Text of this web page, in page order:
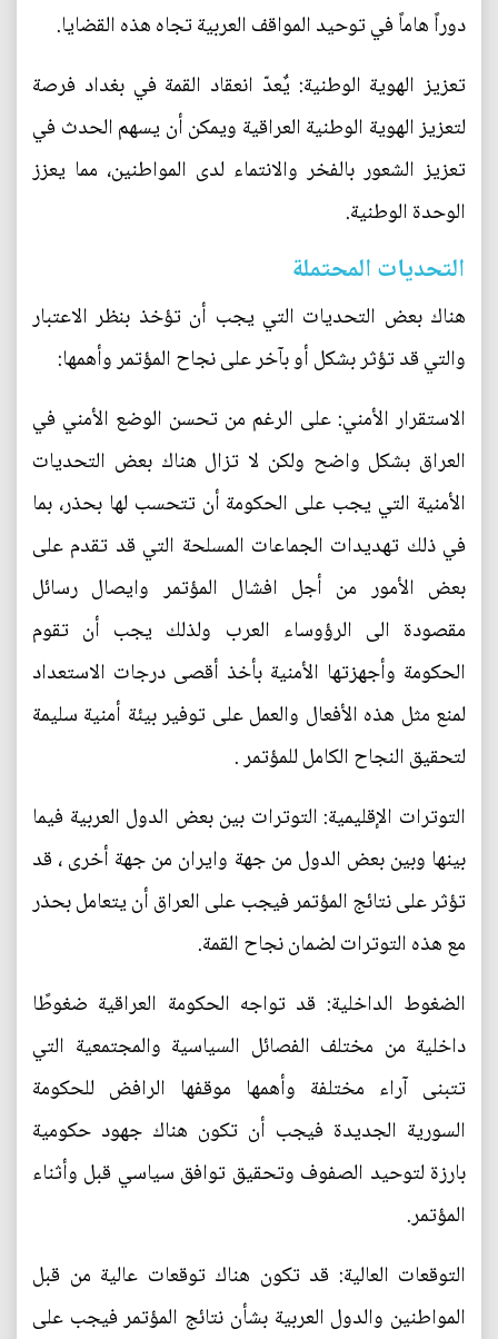
دوراً هاماً في توحيد المواقف العربية تجاه هذه القضايا.
تعزيز الهوية الوطنية: يٌعدّ انعقاد القمة في بغداد فرصة
لتعزيز الهوية الوطنية العراقية ويمكن أن يسهم الحدث في
تعزيز الشعور بالفخر والانتماء لدى المواطنين، مما يعزز
الوحدة الوطنية.
التحديات المحتملة
هناك بعض التحديات التي يجب أن تؤخذ بنظر الاعتبار
والتي قد تؤثر بشكل أو بآخر على نجاح المؤتمر وأهمها:
الاستقرار الأمني: على الرغم من تحسن الوضع الأمني في
العراق بشكل واضح ولكن لا تزال هناك بعض التحديات
الأمنية التي يجب على الحكومة أن تتحسب لها بحذر، بما
في ذلك تهديدات الجماعات المسلحة التي قد تقدم على
بعض الأمور من أجل افشال المؤتمر وايصال رسائل
مقصودة الى الرؤوساء العرب ولذلك يجب أن تقوم
الحكومة وأجهزتها الأمنية بأخذ أقصى درجات الاستعداد
لمنع مثل هذه الأفعال والعمل على توفير بيئة أمنية سليمة
لتحقيق النجاح الكامل للمؤتمر .
التوترات الإقليمية: التوترات بين بعض الدول العربية فيما
بينها وبين بعض الدول من جهة وايران من جهة أخرى ، قد
تؤثر على نتائج المؤتمر فيجب على العراق أن يتعامل بحذر
مع هذه التوترات لضمان نجاح القمة.
الضغوط الداخلية: قد تواجه الحكومة العراقية ضغوطًا
داخلية من مختلف الفصائل السياسية والمجتمعية التي
تتبنى آراء مختلفة وأهمها موقفها الرافض للحكومة
السورية الجديدة فيجب أن تكون هناك جهود حكومية
بارزة لتوحيد الصفوف وتحقيق توافق سياسي قبل وأثناء
المؤتمر.
التوقعات العالية: قد تكون هناك توقعات عالية من قبل
المواطنين والدول العربية بشأن نتائج المؤتمر فيجب على